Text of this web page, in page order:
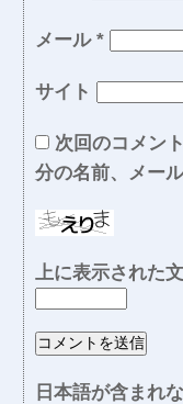
メール *
サイト
次回のコメン
分の名前、メー
上に表示された
日本語が含まれ